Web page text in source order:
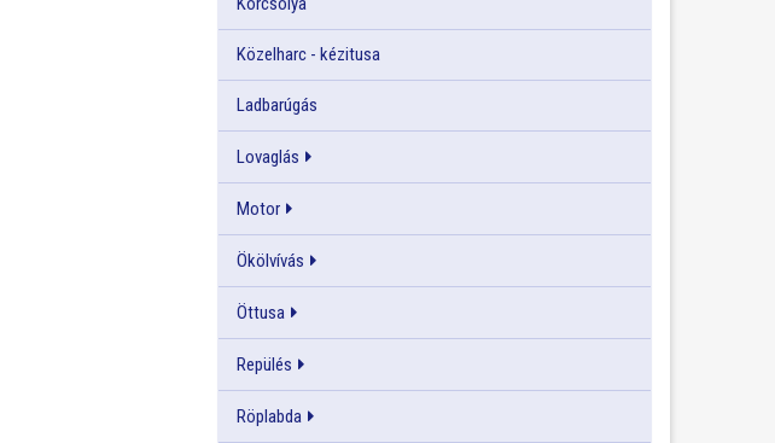
Közelharc - kézitusa
Ladbarúgás
Lovaglás
Motor
Ökölvívás
Öttusa
Repülés
Röplabda